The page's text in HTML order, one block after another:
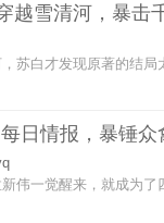
越雪清河，暴击
，苏白才发现原著的结
日情报，暴锤众
伟一觉醒来，就成为了